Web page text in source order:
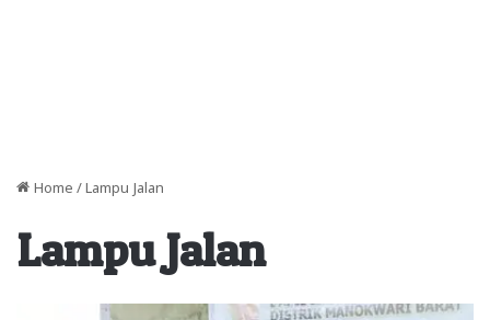
Home / Lampu Jalan
Lampu Jalan